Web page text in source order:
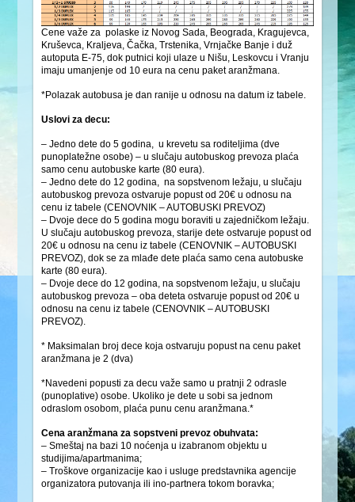
Cene važe za polaske iz Novog Sada, Beograda, Kragujevca,
Kruševca, Kraljeva, Čačka, Trstenika, Vrnjačke Banje i duž
autoputa E-75, dok putnici koji ulaze u Nišu, Leskovcu i Vranju
imaju umanjenje od 10 eura na cenu paket aranžmana.
*Polazak autobusa je dan ranije u odnosu na datum iz tabele.
Uslovi za decu:
– Jedno dete do 5 godina, u krevetu sa roditeljima (dve
punoplatežne osobe) – u slučaju autobuskog prevoza plaća
samo cenu autobuske karte (80 eura).
– Jedno dete do 12 godina, na sopstvenom ležaju, u slučaju
autobuskog prevoza ostvaruje popust od 20€ u odnosu na
cenu iz tabele (CENOVNIK – AUTOBUSKI PREVOZ)
– Dvoje dece do 5 godina mogu boraviti u zajedničkom ležaju.
U slučaju autobuskog prevoza, starije dete ostvaruje popust od
20€ u odnosu na cenu iz tabele (CENOVNIK – AUTOBUSKI
PREVOZ), dok se za mlađe dete plaća samo cena autobuske
karte (80 eura).
– Dvoje dece do 12 godina, na sopstvenom ležaju, u slučaju
autobuskog prevoza – oba deteta ostvaruje popust od 20€ u
odnosu na cenu iz tabele (CENOVNIK – AUTOBUSKI
PREVOZ).
* Maksimalan broj dece koja ostvaruju popust na cenu paket
aranžmana je 2 (dva)
*Navedeni popusti za decu važe samo u pratnji 2 odrasle
(punoplative) osobe. Ukoliko je dete u sobi sa jednom
odraslom osobom, plaća punu cenu aranžmana.*
Cena aranžmana za sopstveni prevoz obuhvata:
– Smeštaj na bazi 10 noćenja u izabranom objektu u
studijima/apartmanima;
– Troškove organizacije kao i usluge predstavnika agencije
organizatora putovanja ili ino-partnera tokom boravka;